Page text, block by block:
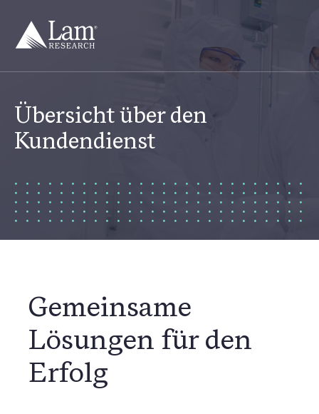
springen
Übersicht über den
Kundendienst
Gemeinsame
Lösungen für den
Erfolg